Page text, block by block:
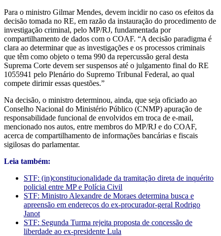
Para o ministro Gilmar Mendes, devem incidir no caso os efeitos da
decisão tomada no RE, em razão da instauração do procedimento de
investigação criminal, pelo MP/RJ, fundamentada por
compartilhamento de dados com o COAF. “A decisão paradigma é
clara ao determinar que as investigações e os processos criminais
que têm como objeto o tema 990 da repercussão geral desta
Suprema Corte devem ser suspensos até o julgamento final do RE
1055941 pelo Plenário do Supremo Tribunal Federal, ao qual
compete dirimir essas questões.”
Na decisão, o ministro determinou, ainda, que seja oficiado ao
Conselho Nacional do Ministério Público (CNMP) apuração de
responsabilidade funcional de envolvidos em troca de e-mail,
mencionado nos autos, entre membros do MP/RJ e do COAF,
acerca de compartilhamento de informações bancárias e fiscais
sigilosas do parlamentar.
Leia também:
STF: (in)constitucionalidade da tramitação direta de inquérito
policial entre MP e Polícia Civil
STF: Ministro Alexandre de Moraes determina busca e
apreensão em endereços do ex-procurador-geral Rodrigo
Janot
STF: Segunda Turma rejeita proposta de concessão de
liberdade ao ex-presidente Lula